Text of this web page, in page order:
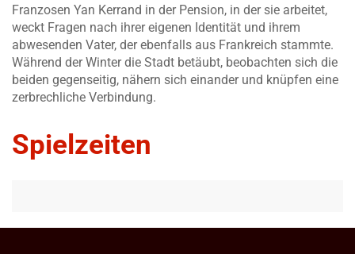
Franzosen Yan Kerrand in der Pension, in der sie arbeitet,
weckt Fragen nach ihrer eigenen Identität und ihrem
abwesenden Vater, der ebenfalls aus Frankreich stammte.
Während der Winter die Stadt betäubt, beobachten sich die
beiden gegenseitig, nähern sich einander und knüpfen eine
zerbrechliche Verbindung.
Spielzeiten